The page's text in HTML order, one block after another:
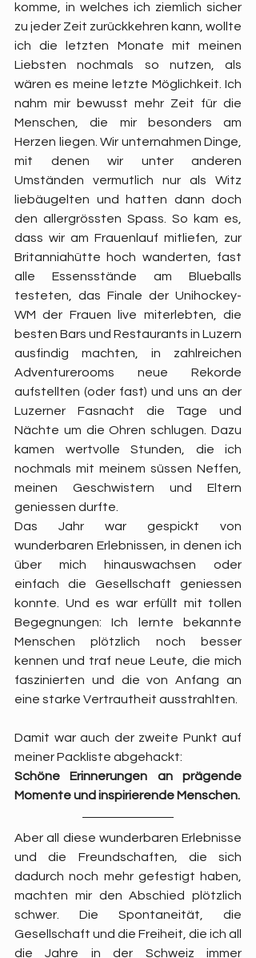
komme, in welches ich ziemlich sicher
zu jeder Zeit zurückkehren kann, wollte
ich die letzten Monate mit meinen
Liebsten nochmals so nutzen, als
wären es meine letzte Möglichkeit. Ich
nahm mir bewusst mehr Zeit für die
Menschen, die mir besonders am
Herzen liegen. Wir unternahmen Dinge,
mit denen wir unter anderen
Umständen vermutlich nur als Witz
liebäugelten und hatten dann doch
den allergrössten Spass. So kam es,
dass wir am Frauenlauf mitliefen, zur
Britanniahütte hoch wanderten, fast
alle Essensstände am Blueballs
testeten, das Finale der Unihockey-
WM der Frauen live miterlebten, die
besten Bars und Restaurants in Luzern
ausfindig machten, in zahlreichen
Adventurerooms neue Rekorde
aufstellten (oder fast) und uns an der
Luzerner Fasnacht die Tage und
Nächte um die Ohren schlugen. Dazu
kamen wertvolle Stunden, die ich
nochmals mit meinem süssen Neffen,
meinen Geschwistern und Eltern
geniessen durfte.
Das Jahr war gespickt von
wunderbaren Erlebnissen, in denen ich
über mich hinauswachsen oder
einfach die Gesellschaft geniessen
konnte. Und es war erfüllt mit tollen
Begegnungen: Ich lernte bekannte
Menschen plötzlich noch besser
kennen und traf neue Leute, die mich
faszinierten und die von Anfang an
eine starke Vertrautheit ausstrahlten.
Damit war auch der zweite Punkt auf
meiner Packliste abgehackt:
Schöne Erinnerungen an prägende
Momente und inspirierende Menschen.
Aber all diese wunderbaren Erlebnisse
und die Freundschaften, die sich
dadurch noch mehr gefestigt haben,
machten mir den Abschied plötzlich
schwer. Die Spontaneität, die
Gesellschaft und die Freiheit, die ich all
die Jahre in der Schweiz immer